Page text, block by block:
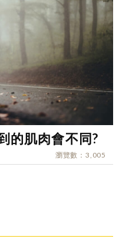
的肌肉會不同?
瀏覽數 3,005